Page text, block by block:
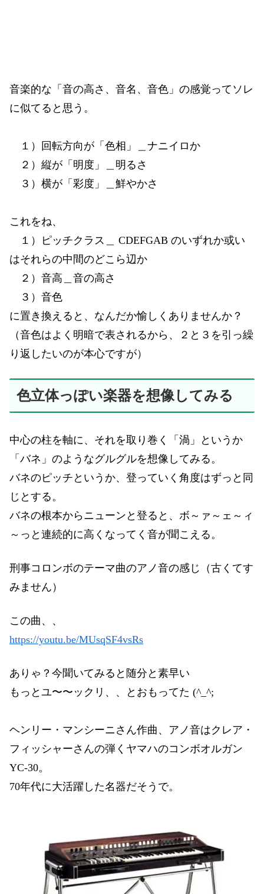
音楽的な「音の高さ、音名、音色」の感覚ってソレ
に似てると思う。
１）回転方向が「色相」＿ナニイロか
２）縦が「明度」＿明るさ
３）横が「彩度」＿鮮やかさ
これをね、
１）ピッチクラス＿ CDEFGAB のいずれか或い
はそれらの中間のどこら辺か
２）音高＿音の高さ
３）音色
に置き換えると、なんだか愉しくありませんか？
（音色はよく明暗で表されるから、２と３を引っ繰
り返したいのが本心ですが）
色立体っぽい楽器を想像してみる
中心の柱を軸に、それを取り巻く「渦」というか
「バネ」のようなグルグルを想像してみる。
バネのピッチというか、登っていく角度はずっと同
じとする。
バネの根本からニューンと登ると、ボ～ァ～ェ～ィ
～っと連続的に高くなってく音が聞こえる。
刑事コロンボのテーマ曲のアノ音の感じ（古くてす
みません）
この曲、、
https://youtu.be/MUsqSF4vsRs
ありゃ？今聞いてみると随分と素早い
もっとユ〜〜ックリ、、とおもってた (^_^;
ヘンリー・マンシーニさん作曲、アノ音はクレア・
フィッシャーさんの弾くヤマハのコンボオルガン
YC-30。
70年代に大活躍した名器だそうで。